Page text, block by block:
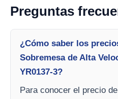
Preguntas
¿Cómo saber los
Sobremesa de Alta
YR0137-3?
Para conocer el precio